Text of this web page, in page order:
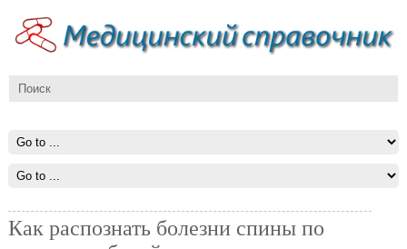
Как распознать болезни спины по